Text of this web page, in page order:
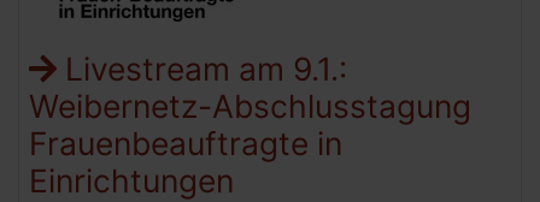
Livestream am 9.1.:
Weibernetz-Abschlusstagung
Frauenbeauftragte in
Einrichtungen